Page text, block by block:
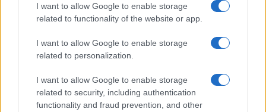
I want to allow Google to enable storage
related to functionality of the website or app.
I want to allow Google to enable storage
related to personalization.
I want to allow Google to enable storage
related to security, including authentication
functionality and fraud prevention, and other
CHI SIAMO CONTATTI PUBBLICITÀ LAVORA CON NOI
OTTO CHANNEL